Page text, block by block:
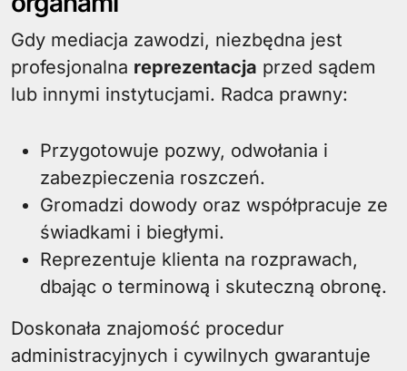
Gdy mediacja zawodzi, niezbędna jest
profesjonalna reprezentacja przed sądem
lub innymi instytucjami. Radca prawny:
Przygotowuje pozwy, odwołania i
zabezpieczenia roszczeń.
Gromadzi dowody oraz współpracuje ze
świadkami i biegłymi.
Reprezentuje klienta na rozprawach,
dbając o terminową i skuteczną obronę.
Doskonała znajomość procedur
administracyjnych i cywilnych gwarantuje